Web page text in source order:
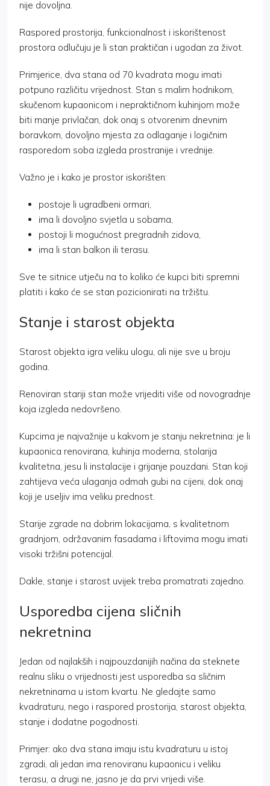
nije dovoljna.
Raspored prostorija, funkcionalnost i iskorištenost
prostora odlučuju je li stan praktičan i ugodan za život.
Primjerice, dva stana od 70 kvadrata mogu imati
potpuno različitu vrijednost. Stan s malim hodnikom,
skučenom kupaonicom i nepraktičnom kuhinjom može
biti manje privlačan, dok onaj s otvorenim dnevnim
boravkom, dovoljno mjesta za odlaganje i logičnim
rasporedom soba izgleda prostranije i vrednije.
Važno je i kako je prostor iskorišten:
postoje li ugradbeni ormari,
ima li dovoljno svjetla u sobama,
postoji li mogućnost pregradnih zidova,
ima li stan balkon ili terasu.
Sve te sitnice utječu na to koliko će kupci biti spremni
platiti i kako će se stan pozicionirati na tržištu.
Stanje i starost objekta
Starost objekta igra veliku ulogu, ali nije sve u broju
godina.
Renoviran stariji stan može vrijediti više od novogradnje
koja izgleda nedovršeno.
Kupcima je najvažnije u kakvom je stanju nekretnina: je li
kupaonica renovirana, kuhinja moderna, stolarija
kvalitetna, jesu li instalacije i grijanje pouzdani. Stan koji
zahtijeva veća ulaganja odmah gubi na cijeni, dok onaj
koji je useljiv ima veliku prednost.
Starije zgrade na dobrim lokacijama, s kvalitetnom
gradnjom, održavanim fasadama i liftovima mogu imati
visoki tržišni potencijal.
Dakle, stanje i starost uvijek treba promatrati zajedno.
Usporedba cijena sličnih
nekretnina
Jedan od najlakših i najpouzdanijih načina da steknete
realnu sliku o vrijednosti jest usporedba sa sličnim
nekretninama u istom kvartu. Ne gledajte samo
kvadraturu, nego i raspored prostorija, starost objekta,
stanje i dodatne pogodnosti.
Primjer: ako dva stana imaju istu kvadraturu u istoj
zgradi, ali jedan ima renoviranu kupaonicu i veliku
terasu, a drugi ne, jasno je da prvi vrijedi više.